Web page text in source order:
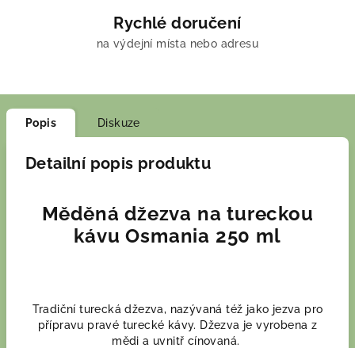
Rychlé doručení
na výdejní místa nebo adresu
Popis Diskuze
Detailní popis produktu
Měděná džezva na tureckou
kávu Osmania 250 ml
Tradiční turecká džezva, nazývaná též jako jezva pro
přípravu pravé turecké kávy. Džezva je vyrobena z
mědi a uvnitř cínovaná.